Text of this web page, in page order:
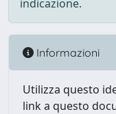
indicazione.
Informazioni
Utilizza questo
link a questo